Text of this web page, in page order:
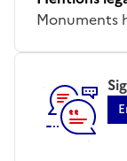
Monuments